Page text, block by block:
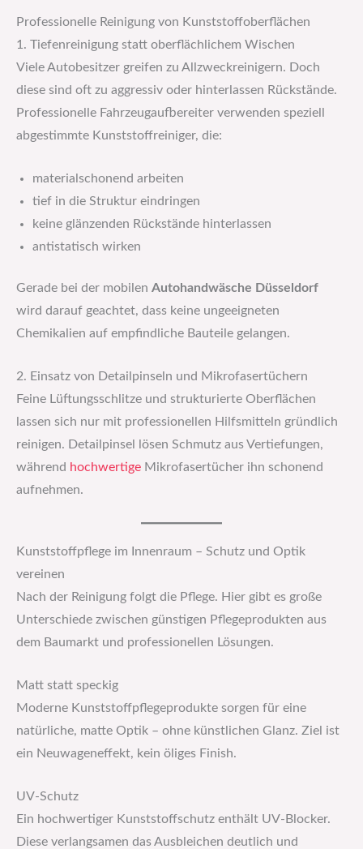
Professionelle Reinigung von Kunststoffoberflächen
1. Tiefenreinigung statt oberflächlichem Wischen
Viele Autobesitzer greifen zu Allzweckreinigern. Doch
diese sind oft zu aggressiv oder hinterlassen Rückstände.
Professionelle Fahrzeugaufbereiter verwenden speziell
abgestimmte Kunststoffreiniger, die:
materialschonend arbeiten
tief in die Struktur eindringen
keine glänzenden Rückstände hinterlassen
antistatisch wirken
Gerade bei der mobilen Autohandwäsche Düsseldorf
wird darauf geachtet, dass keine ungeeigneten
Chemikalien auf empfindliche Bauteile gelangen.
2. Einsatz von Detailpinseln und Mikrofasertüchern
Feine Lüftungsschlitze und strukturierte Oberflächen
lassen sich nur mit professionellen Hilfsmitteln gründlich
reinigen. Detailpinsel lösen Schmutz aus Vertiefungen,
während hochwertige Mikrofasertücher ihn schonend
aufnehmen.
Kunststoffpflege im Innenraum – Schutz und Optik
vereinen
Nach der Reinigung folgt die Pflege. Hier gibt es große
Unterschiede zwischen günstigen Pflegeprodukten aus
dem Baumarkt und professionellen Lösungen.
Matt statt speckig
Moderne Kunststoffpflegeprodukte sorgen für eine
natürliche, matte Optik – ohne künstlichen Glanz. Ziel ist
ein Neuwageneffekt, kein öliges Finish.
UV-Schutz
Ein hochwertiger Kunststoffschutz enthält UV-Blocker.
Diese verlangsamen das Ausbleichen deutlich und